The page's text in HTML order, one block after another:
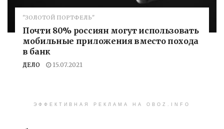
"ЗОЛОТОЙ ПОРТФЕЛЬ"
Почти 80% россиян могут использовать
мобильные приложения вместо похода
в банк
ДЕЛО 15.07.2021
ЭФФЕКТИВНАЯ РЕКЛАМА НА OBOZ.INFO